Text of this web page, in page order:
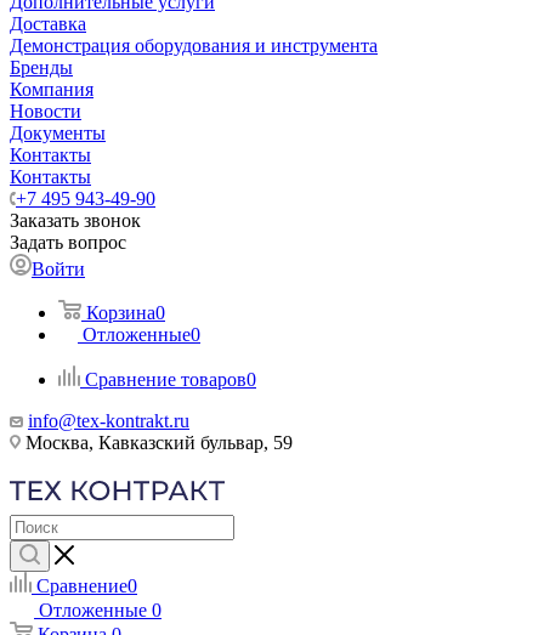
Доставка
Демонстрация оборудования и инструмента
Бренды
Компания
Новости
Документы
Контакты
Контакты
+7 495 943-49-90
Заказать звонок
Задать вопрос
Войти
Корзина0
Отложенные0
Сравнение товаров0
info@tex-kontrakt.ru
Москва, Кавказский бульвар, 59
Сравнение0
Отложенные 0